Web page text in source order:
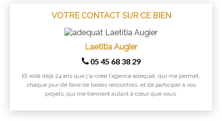
VOTRE CONTACT SUR CE BIEN
Laetitia Augier
05 45 68 38 29
Et voilà déjà 24 ans que j'ai créé l'agence adequat, qui me permet,
chaque jour de faire de belles rencontres, et de participer à vos
projets, qui me tiennent autant à cœur que vous.